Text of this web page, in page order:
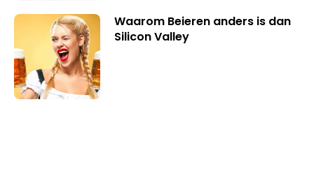
Waarom Beieren anders is dan
Silicon Valley